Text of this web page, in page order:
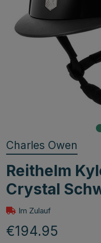
Charles Owen
Reithelm
Crystal
Im Zulauf
€194.95